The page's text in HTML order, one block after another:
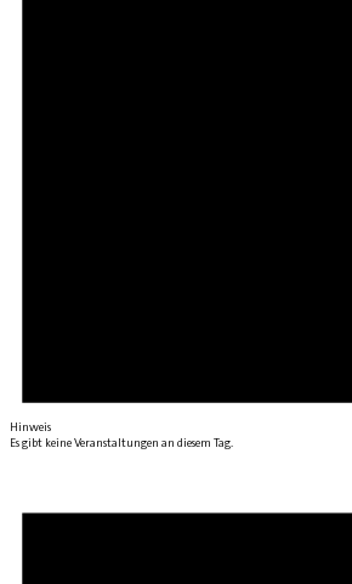
Hinweis
Es gibt keine Veranstaltungen an diesem Tag.